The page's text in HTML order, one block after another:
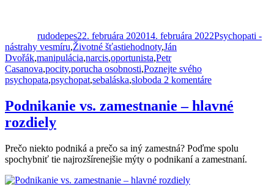
rudodepes22. februára 202014. februára 2022Psychopati -
nástrahy vesmíru,Životné šťastieZnačky
hodnoty,Ján
Dvořák,manipulácia,narcis,oportunista,Petr
Casanova,pocity,porucha osobnosti,Poznejte svého
psychopata,psychopat,sebaláska,sloboda 2 komentárena
nástrahy
ďalší
level
Podnikanie vs. zamestnanie – hlavné
rozdiely
Prečo niekto podniká a prečo sa iný zamestná? Poďme spolu
spochybniť tie najrozšírenejšie mýty o podnikaní a zamestnaní.